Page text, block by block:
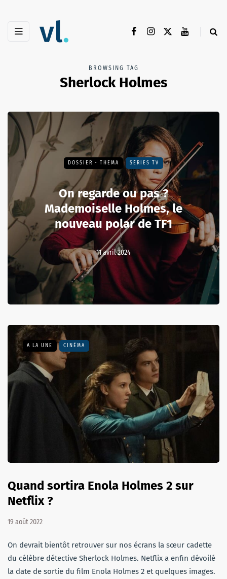
BROWSING TAG
Sherlock Holmes
DOSSIER - THEMA SÉRIES TV
On regarde ou pas ?
Mademoiselle Holmes, le
nouveau polar de TF1
11 avril 2024
A LA UNE CINÉMA
Quand sortira Enola Holmes 2 sur
Netflix ?
19 août 2022
On devrait bientôt retrouver sur nos écrans la sœur cadette
du célèbre détective Sherlock Holmes. Netflix a enfin dévoilé
la date de sortie du film Enola Holmes 2 et quelques images.